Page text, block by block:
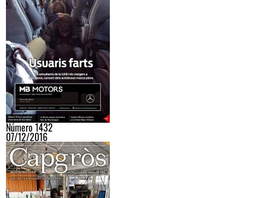
Número 1432
07/12/2016